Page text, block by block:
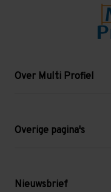
Over Multi Profiel
Blog
Levering en afhalen
Overige pagina's
Mezzanine
Nieuwsbrief